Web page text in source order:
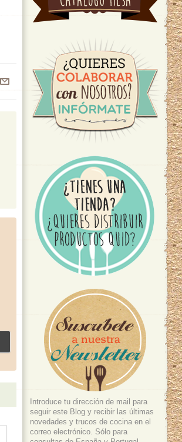
Introduce tu dirección de mail para
seguir este Blog y recibir las últimas
novedades y trucos de cocina en el
correo electrónico. Sólo para